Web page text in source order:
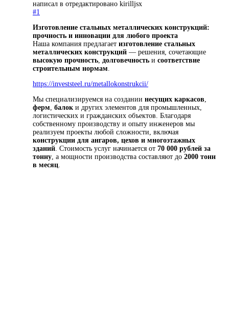
написал в отредактировано kirilljsx
#1
Изготовление стальных металлических конструкций:
прочность и инновации для любого проекта
Наша компания предлагает изготовление стальных
металлических конструкций — решения, сочетающие
высокую прочность, долговечность и соответствие
строительным нормам.
https://investsteel.ru/metallokonstrukcii/
Мы специализируемся на создании несущих каркасов,
ферм, балок и других элементов для промышленных,
логистических и гражданских объектов. Благодаря
собственному производству и опыту инженеров мы
реализуем проекты любой сложности, включая
конструкции для ангаров, цехов и многоэтажных
зданий. Стоимость услуг начинается от 70 000 рублей за
тонну, а мощности производства составляют до 2000 тонн
в месяц.